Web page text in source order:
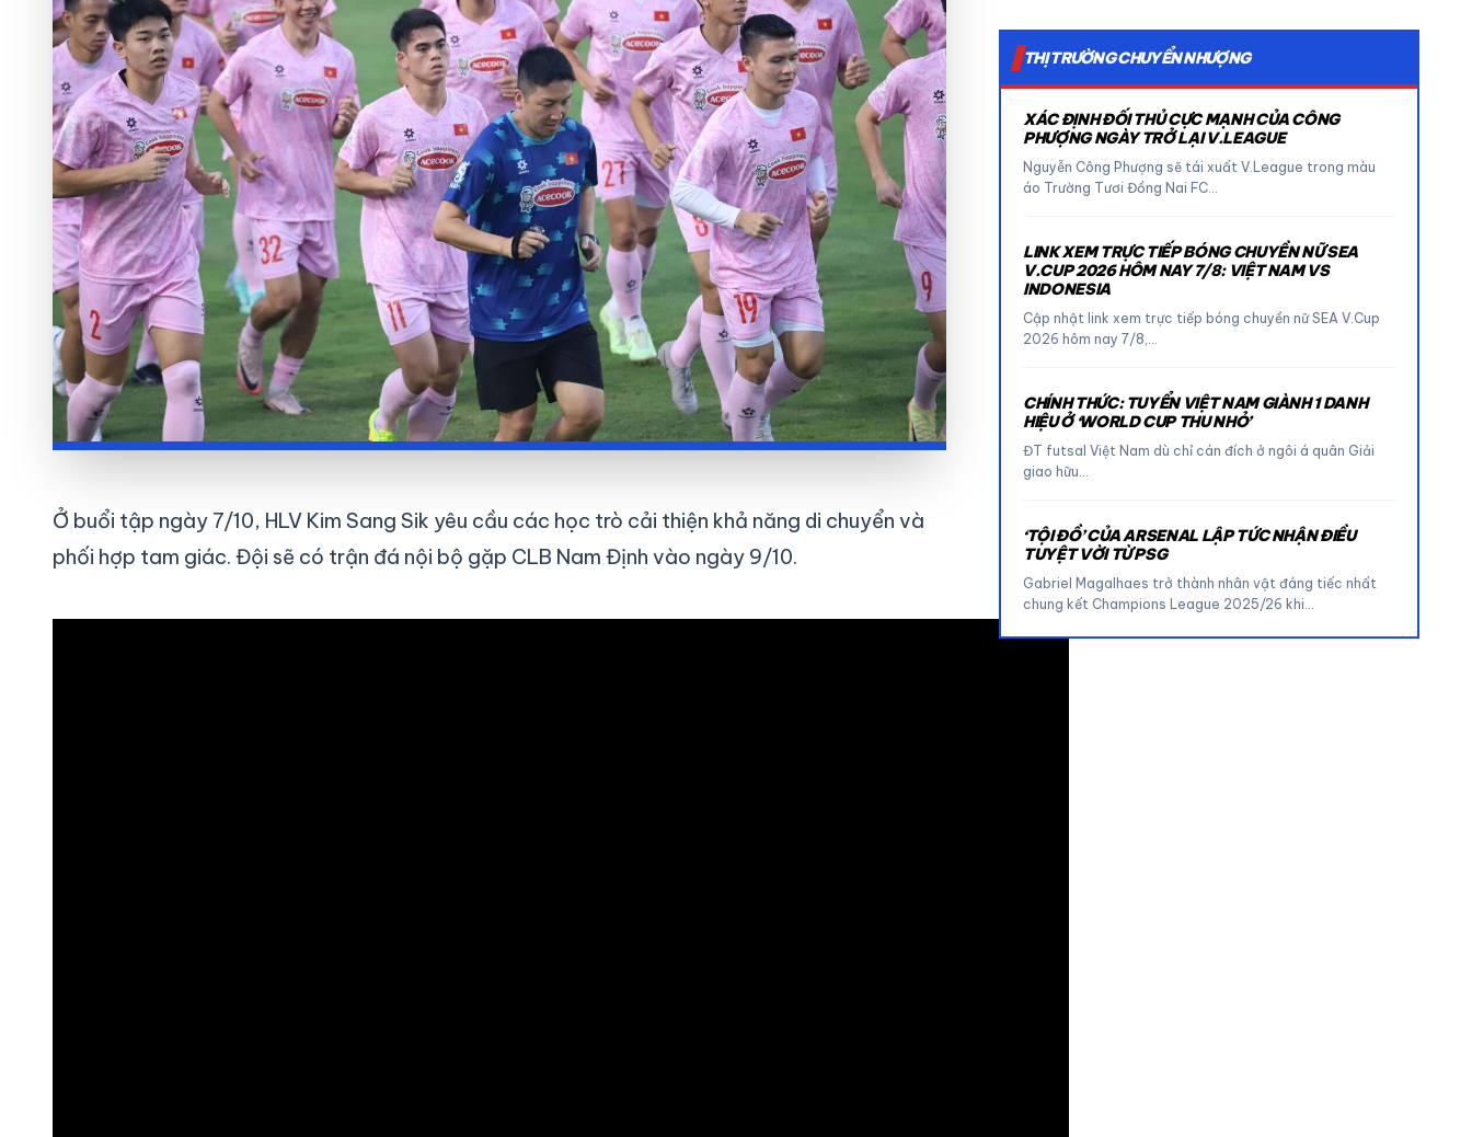
Ở buổi tập ngày 7/10, HLV Kim Sang Sik yêu cầu các học trò cải thiện khả năng di chuyển và
phối hợp tam giác. Đội sẽ có trận đá nội bộ gặp CLB Nam Định vào ngày 9/10.
THỊ TRƯỜNG CHUYỂN NHƯỢNG
XÁC ĐỊNH ĐỐI THỦ CỰC MẠNH CỦA CÔNG
PHƯỢNG NGÀY TRỞ LẠI V.LEAGUE
Nguyễn Công Phượng sẽ tái xuất V.League trong màu
áo Trường Tươi Đồng Nai FC…
LINK XEM TRỰC TIẾP BÓNG CHUYỀN NỮ SEA
V.CUP 2026 HÔM NAY 7/8: VIỆT NAM VS
INDONESIA
Cập nhật link xem trực tiếp bóng chuyền nữ SEA V.Cup
2026 hôm nay 7/8,…
CHÍNH THỨC: TUYỂN VIỆT NAM GIÀNH 1 DANH
HIỆU Ở ‘WORLD CUP THU NHỎ’
ĐT futsal Việt Nam dù chỉ cán đích ở ngôi á quân Giải
giao hữu…
‘TỘI ĐỒ’ CỦA ARSENAL LẬP TỨC NHẬN ĐIỀU
TUYỆT VỜI TỪ PSG
Gabriel Magalhaes trở thành nhân vật đáng tiếc nhất
chung kết Champions League 2025/26 khi…